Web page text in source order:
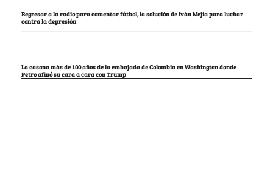
Regresar a la radio para comentar fútbol, la solución de Iván Mejía para luchar
contra la depresión
La casona más de 100 años de la embajada de Colombia en Washington donde
Petro afinó su cara a cara con Trump